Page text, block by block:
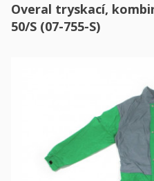
K pokladně
Overal tryskací,
50/S (07-755-S)